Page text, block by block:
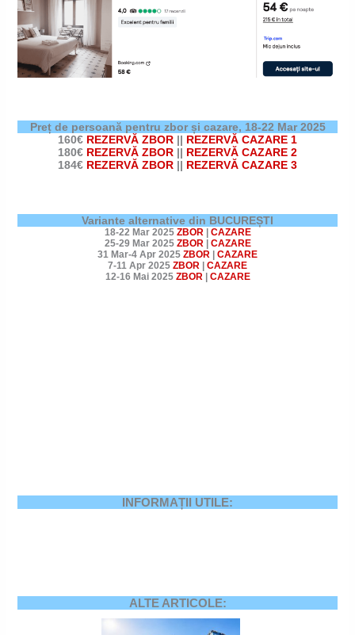
Preț de persoană pentru zbor și cazare, 18-22 Mar 2025
160€ REZERVĂ ZBOR || REZERVĂ CAZARE 1
180€ REZERVĂ ZBOR || REZERVĂ CAZARE 2
184€ REZERVĂ ZBOR || REZERVĂ CAZARE 3
Variante alternative din BUCUREȘTI
18-22 Mar 2025 ZBOR| CAZARE
25-29 Mar 2025 ZBOR| CAZARE
31 Mar-4 Apr 2025 ZBOR
CAZARE
7-11 Apr 2025 ZBOR
CAZARE
12-16 Mai 2025 ZBOR| CAZARE
INFORMAȚII UTILE:
ALTE ARTICOLE: